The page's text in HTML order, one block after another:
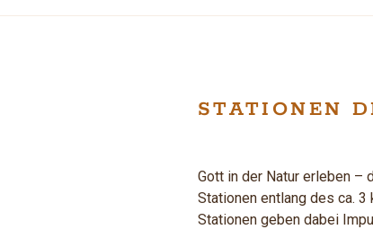
STATIONEN
Gott in der Natur erleben –
Stationen entlang des ca.
Stationen geben dabei